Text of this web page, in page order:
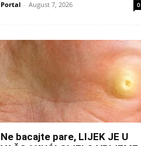
Portal - August 7, 2026 0
Ne bacajte pare, LIJEK JE U